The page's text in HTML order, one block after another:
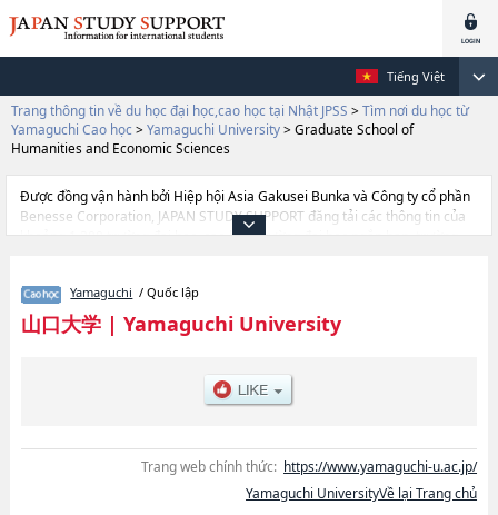
Tiếng Việt
Trang thông tin về du học đại học,cao học tại Nhật JPSS > Tìm nơi du học từ
Yamaguchi Cao học > Yamaguchi University> Graduate School of
Humanities and Economic Sciences
Được đồng vận hành bởi Hiệp hội Asia Gakusei Bunka và Công ty cổ phần
Benesse Corporation, JAPAN STUDY SUPPORT đăng tải các thông tin của
khoảng 1.300 trường đại học, cao học, trường đại học ngắn hạn, trường
cần thiết dành cho du học sinh, như là về các HumanitieshoặcGraduate
School of Humanities and Economic ScienceshoặcGraduate School of
Sciences and Technology for Innovation (Science
Innovation (Agriculture Field)hoặcJoint Graduate School of Veterinary
MedicinehoặcEast Asian StudieshoặcInnovation and Technology
liên quan đến thi tuyển như số lượng tuyển sinh, số lượng trúng tuyển, cở
sở trang thiết bị, hướng dẫn địa điểm v.v...
Yamaguchi / Quốc lập
山口大学| Yamaguchi University
Trang web chính thức: https://www.yamaguchi-u.ac.jp/
Yamaguchi UniversityVề lại Trang chủ